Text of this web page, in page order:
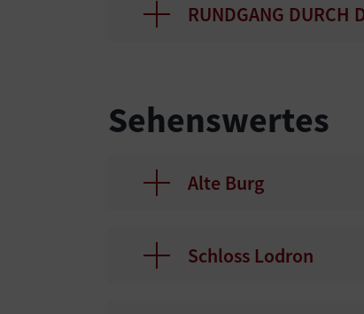
RUNDGANG DURCH
Sehenswertes
Alte Burg
Schloss Lodron